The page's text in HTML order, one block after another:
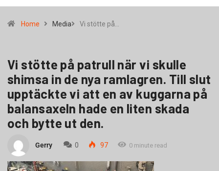
Home Media Vi stötte på…
Vi stötte på patrull när vi skulle
shimsa in de nya ramlagren. Till slut
upptäckte vi att en av kuggarna på
balansaxeln hade en liten skada
och bytte ut den.
Gerry 0 97 0 minute read